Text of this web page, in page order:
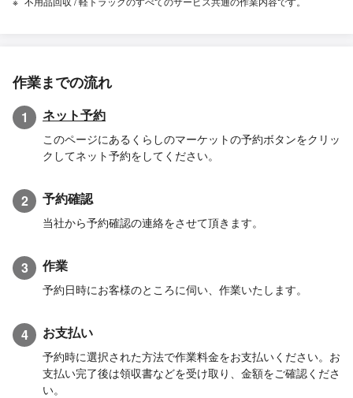
作業までの流れ
1 ネット予約
このページにあるくらしのマーケットの予約ボタンをクリッ
クしてネット予約をしてください。
2 予約確認
当社から予約確認の連絡をさせて頂きます。
3 作業
予約日時にお客様のところに伺い、作業いたします。
4 お支払い
予約時に選択された方法で作業料金をお支払いください。お
支払い完了後は領収書などを受け取り、金額をご確認くださ
い。